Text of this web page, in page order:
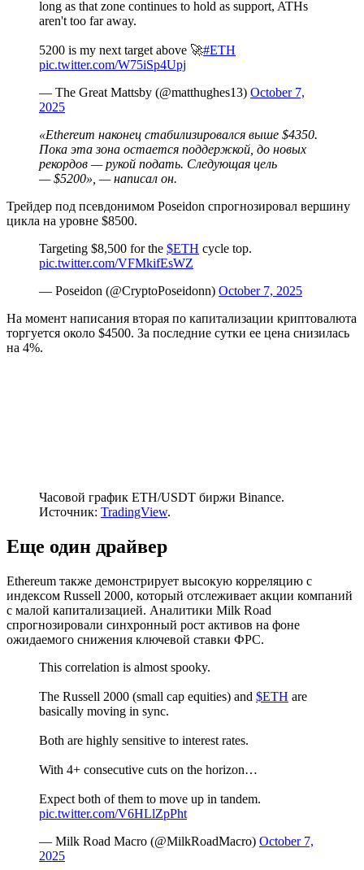
long as that zone continues to hold as support, ATHs
aren't too far away.
5200 is my next target above 🚀#ETH
pic.twitter.com/W75iSp4Upj
— The Great Mattsby (@matthughes13) October 7,
2025
«Ethereum наконец стабилизировался выше $4350.
Пока эта зона остается поддержкой, до новых
рекордов — рукой подать. Следующая цель
— $5200», — написал он.
Трейдер под псевдонимом Poseidon спрогнозировал вершину
цикла на уровне $8500.
Targeting $8,500 for the $ETH cycle top.
pic.twitter.com/VFMkifEsWZ
— Poseidon (@CryptoPoseidonn) October 7, 2025
На момент написания вторая по капитализации криптовалюта
торгуется около $4500. За последние сутки ее цена снизилась
на 4%.
Часовой график ETH/USDT биржи Binance.
Источник: TradingView.
Еще один драйвер
Ethereum также демонстрирует высокую корреляцию с
индексом Russell 2000, который отслеживает акции компаний
с малой капитализацией. Аналитики Milk Road
спрогнозировали синхронный рост активов на фоне
ожидаемого снижения ключевой ставки ФРС.
This correlation is almost spooky.
The Russell 2000 (small cap equities) and $ETH are
basically moving in sync.
Both are highly sensitive to interest rates.
With 4+ consecutive cuts on the horizon…
Expect both of them to move up in tandem.
pic.twitter.com/V6HLlZpPht
— Milk Road Macro (@MilkRoadMacro) October 7,
2025